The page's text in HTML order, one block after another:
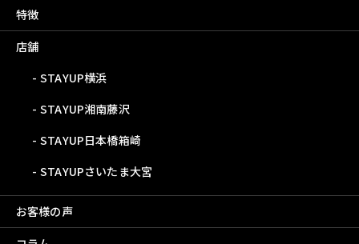
特徴
店舗
STAYUP横浜
STAYUP湘南藤沢
STAYUP日本橋箱崎
STAYUPさいたま大宮
お客様の声